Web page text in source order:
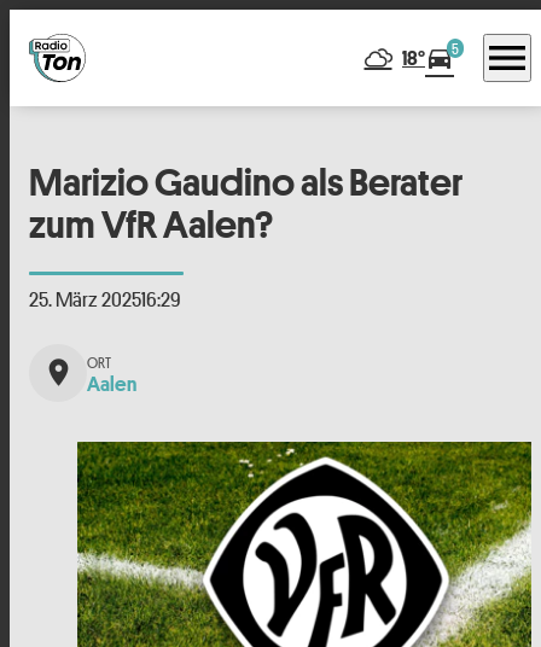
18°directions_car5 menu
Marizio Gaudino als Berater
zum VfR Aalen?
25. März 202516:29
place Aalen